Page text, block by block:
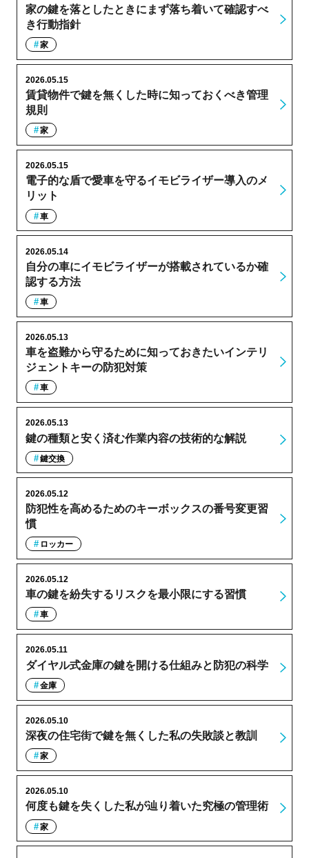
家の鍵を落としたときにまず落ち着いて確認すべ
き行動指針
家
賃貸物件で鍵を無くした時に知っておくべき管理
規則
2026.05.15
家
電子的な盾で愛車を守るイモビライザー導入のメ
リット
2026.05.15
車
自分の車にイモビライザーが搭載されているか確
認する方法
2026.05.14
車
車を盗難から守るために知っておきたいインテリ
ジェントキーの防犯対策
2026.05.13
車
鍵の種類と安く済む作業内容の技術的な解説
2026.05.13
鍵交換
防犯性を高めるためのキーボックスの番号変更習
慣
2026.05.12
ロッカー
車の鍵を紛失するリスクを最小限にする習慣
2026.05.12
車
ダイヤル式金庫の鍵を開ける仕組みと防犯の科学
2026.05.11
金庫
深夜の住宅街で鍵を無くした私の失敗談と教訓
2026.05.10
家
何度も鍵を失くした私が辿り着いた究極の管理術
2026.05.10
家